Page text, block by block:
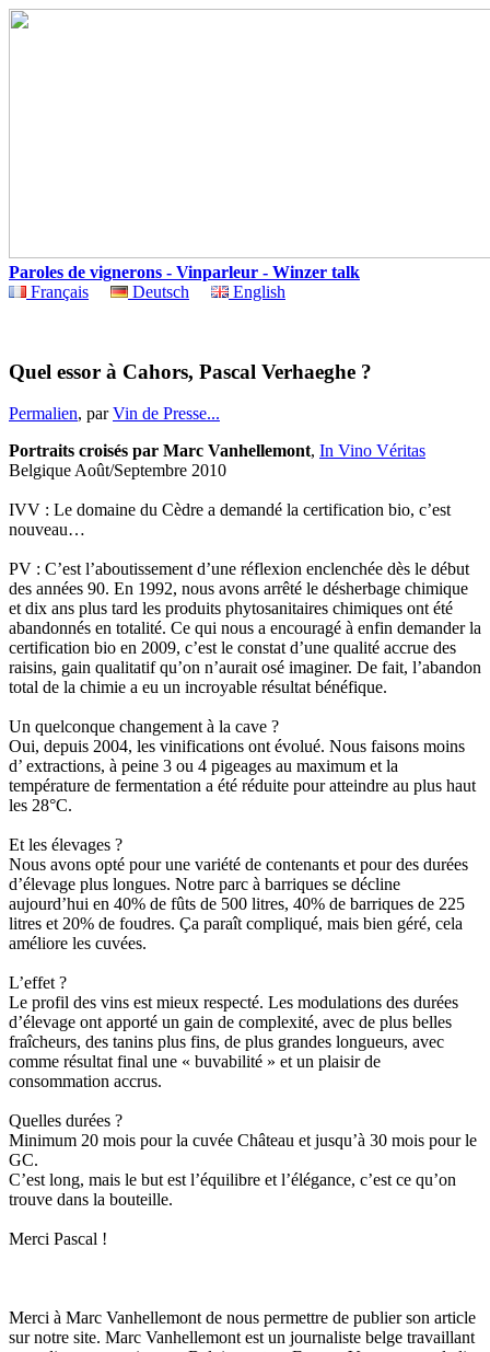
Paroles de vignerons - Vinparleur - Winzer talk
Français
Deutsch English
Quel essor à Cahors, Pascal Verhaeghe ?
Permalien, parVin de Presse...
Portraits croisés par Marc Vanhellemont, In Vino Véritas
Belgique Août/Septembre 2010
IVV : Le domaine du Cèdre a demandé la certification bio, c’est
nouveau…
PV : C’est l’aboutissement d’une réflexion enclenchée dès le début
des années 90. En 1992, nous avons arrêté le désherbage chimique
et dix ans plus tard les produits phytosanitaires chimiques ont été
abandonnés en totalité. Ce qui nous a encouragé à enfin demander la
certification bio en 2009, c’est le constat d’une qualité accrue des
raisins, gain qualitatif qu’on n’aurait osé imaginer. De fait, l’abandon
total de la chimie a eu un incroyable résultat bénéfique.
Un quelconque changement à la cave ?
Oui, depuis 2004, les vinifications ont évolué. Nous faisons moins
d’ extractions, à peine 3 ou 4 pigeages au maximum et la
température de fermentation a été réduite pour atteindre au plus haut
les 28°C.
Et les élevages ?
Nous avons opté pour une variété de contenants et pour des durées
d’élevage plus longues. Notre parc à barriques se décline
aujourd’hui en 40% de fûts de 500 litres, 40% de barriques de 225
litres et 20% de foudres. Ça paraît compliqué, mais bien géré, cela
améliore les cuvées.
L’effet ?
Le profil des vins est mieux respecté. Les modulations des durées
d’élevage ont apporté un gain de complexité, avec de plus belles
fraîcheurs, des tanins plus fins, de plus grandes longueurs, avec
comme résultat final une « buvabilité » et un plaisir de
consommation accrus.
Quelles durées ?
Minimum 20 mois pour la cuvée Château et jusqu’à 30 mois pour le
GC.
C’est long, mais le but est l’équilibre et l’élégance, c’est ce qu’on
trouve dans la bouteille.
Merci Pascal !
Merci à Marc Vanhellemontde nous permettre de publier son article
sur notre site. Marc Vanhellemontest un journaliste belge travaillant